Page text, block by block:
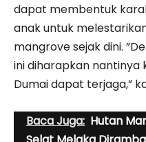
dapat membentuk
anak untuk
mangrove sejak dini.
ini diharapkan nantinya
Dumai dapat terjaga,”
Baca Juga: Hutan